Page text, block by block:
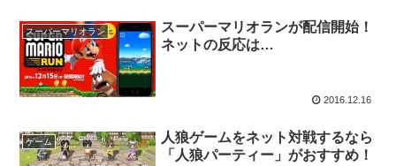
スーパーマリオラン
スーパーマリオランが配信開始！
ネットの反応は…
2016.12.16
ゲーム
人狼ゲームをネット対戦するなら
「人狼パーティー」がおすすめ！